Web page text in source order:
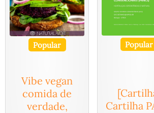
Popular
Vibe vegan
comida de
verdade,
Popular
Cartilha